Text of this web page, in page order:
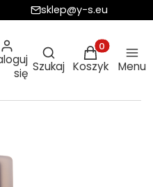
sklep@y-s.eu
się
Otwórz
Szukaj
Produkty w
Koszyk Menu